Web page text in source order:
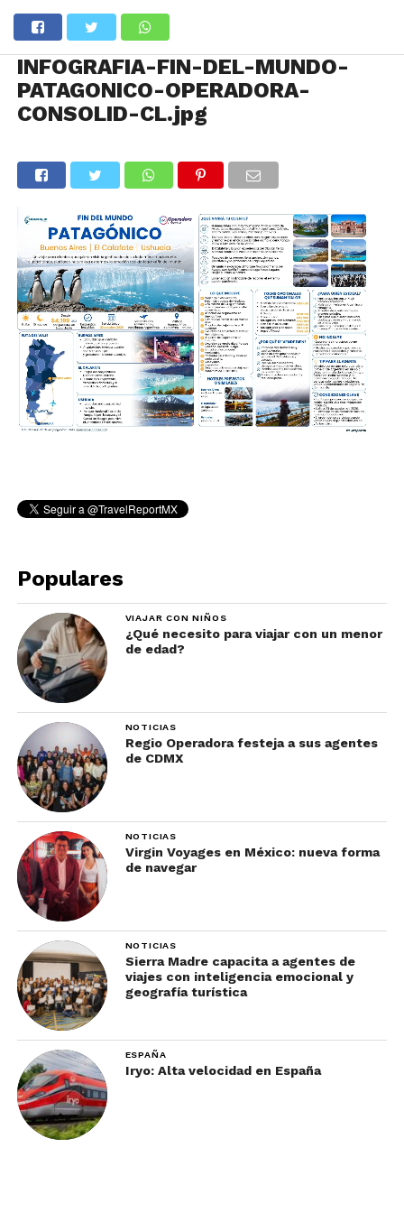
INFOGRAFIA-FIN-DEL-MUNDO-
PATAGONICO-OPERADORA-
CONSOLID-CL.jpg
Populares
VIAJAR CON NIÑOS
¿Qué necesito para viajar con un menor
de edad?
NOTICIAS
Regio Operadora festeja a sus agentes
de CDMX
NOTICIAS
Virgin Voyages en México: nueva forma
de navegar
NOTICIAS
Sierra Madre capacita a agentes de
viajes con inteligencia emocional y
geografía turística
ESPAÑA
Iryo: Alta velocidad en España